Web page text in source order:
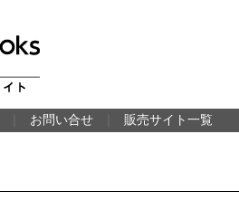
お問い合せ 販売サイト一覧